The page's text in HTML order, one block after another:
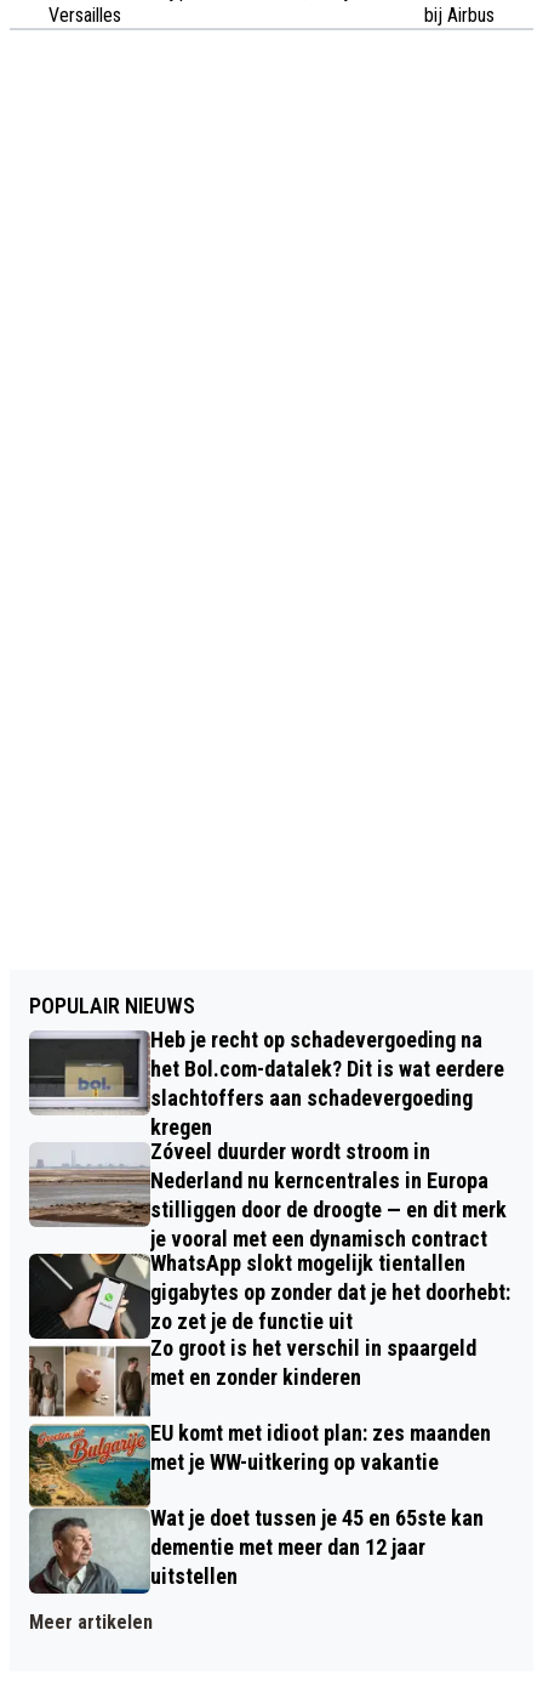
Versailles
bij Airbus
POPULAIR NIEUWS
Heb je recht op schadevergoeding na
het Bol.com-datalek? Dit is wat eerdere
slachtoffers aan schadevergoeding
kregen
Zóveel duurder wordt stroom in
Nederland nu kerncentrales in Europa
stilliggen door de droogte — en dit merk
je vooral met een dynamisch contract
WhatsApp slokt mogelijk tientallen
gigabytes op zonder dat je het doorhebt:
zo zet je de functie uit
Zo groot is het verschil in spaargeld
met en zonder kinderen
EU komt met idioot plan: zes maanden
met je WW-uitkering op vakantie
Wat je doet tussen je 45 en 65ste kan
dementie met meer dan 12 jaar
uitstellen
Meer artikelen